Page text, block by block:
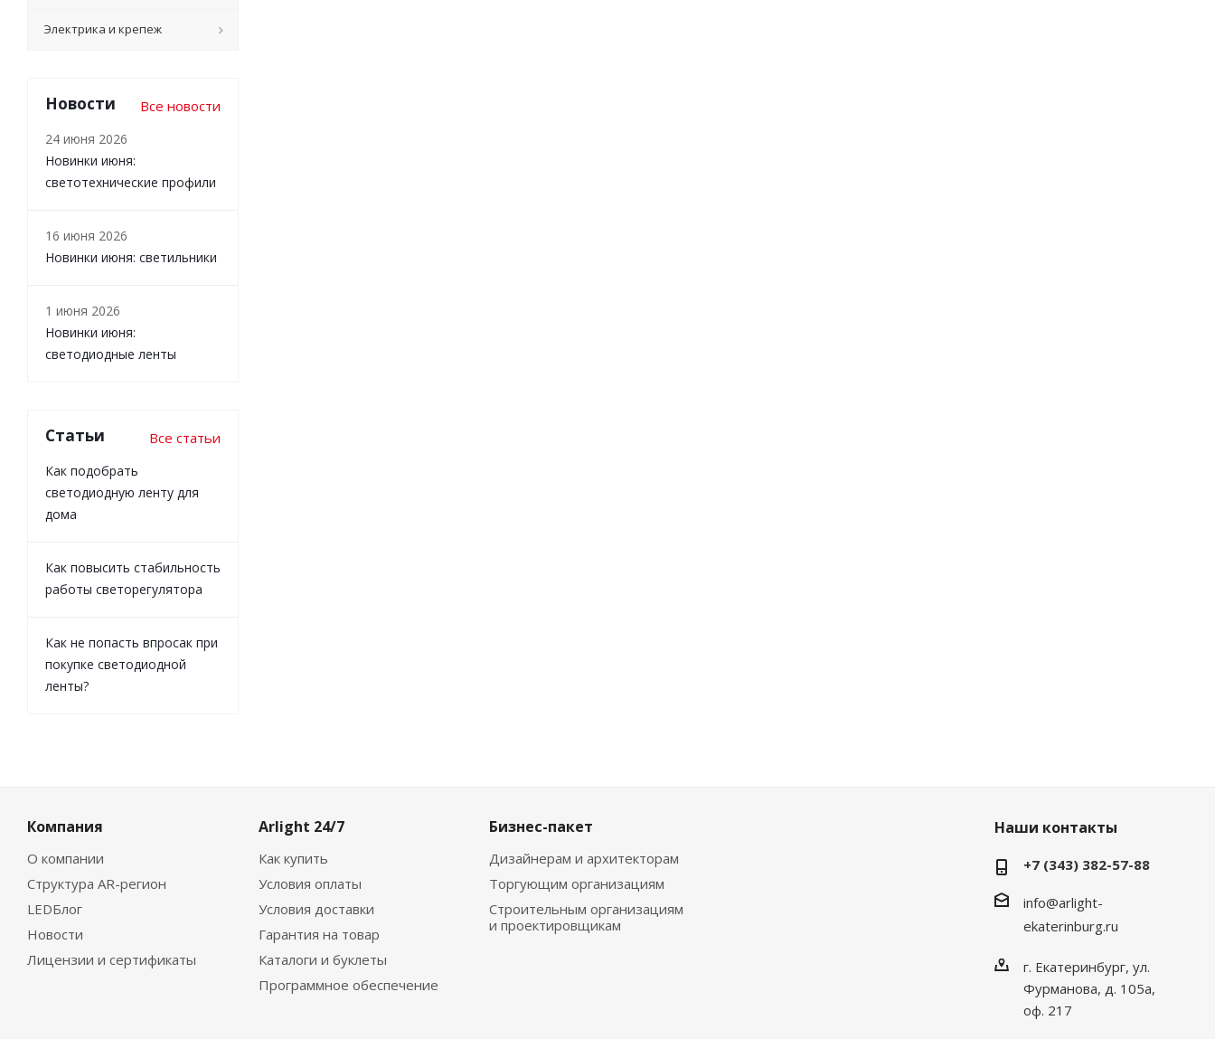
Электрика и крепеж
Новости Все новости
24 июня 2026
Новинки июня:
светотехнические профили
16 июня 2026
Новинки июня: светильники
1 июня 2026
Новинки июня:
светодиодные ленты
Статьи Все статьи
Как подобрать
светодиодную ленту для
дома
Как повысить стабильность
работы светорегулятора
Как не попасть впросак при
покупке светодиодной
ленты?
Компания
О компании
Структура AR-регион
LEDБлог
Новости
Лицензии и сертификаты
Arlight 24/7
Как купить
Условия оплаты
Условия доставки
Гарантия на товар
Каталоги и буклеты
Программное обеспечение
Бизнес-пакет
Дизайнерам и архитекторам
Торгующим организациям
Строительным организациям
и проектировщикам
Наши контакты
+7 (343) 382-57-88
info@arlight-
ekaterinburg.ru
г. Екатеринбург, ул.
Фурманова, д. 105а,
оф. 217